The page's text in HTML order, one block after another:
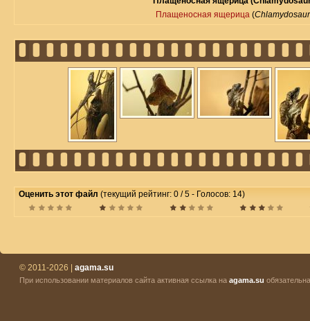
Плащеносная ящерица (
Оценить этот файл (текущий рейтинг: 0 / 5 - Голосов: 14)
© 2011-2026 | agama.su
При использовании материалов сайта активная ссылка на agama.su